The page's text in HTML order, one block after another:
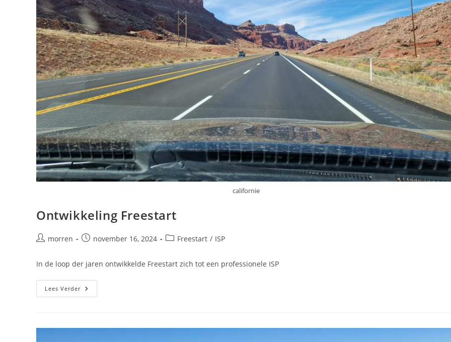
californie
Ontwikkeling Freestart
Berichtmorren
Bericht
op:
november 16, 2024 Berichtcategorie:
Freestart / ISP
In de loop der jaren ontwikkelde Freestart zich tot een professionele ISP
Lees VerderOntwikkeling
Freestart